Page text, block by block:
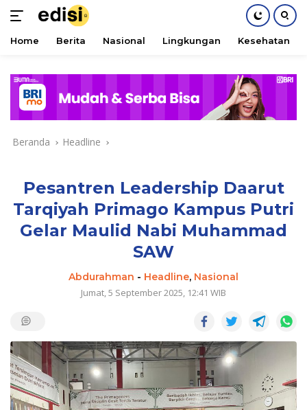
konten
Home Berita Nasional Lingkungan Kesehatan
Beranda Headline
Pesantren Leadership Daarut
Tarqiyah Primago Kampus Putri
Gelar Maulid Nabi Muhammad
SAW
Abdurahman - Headline, Nasional
Jumat, 5 September 2025, 12:41 WIB